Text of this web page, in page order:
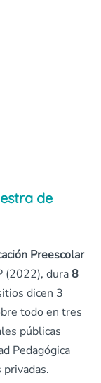
de
Preescolar
(2022), dura8
dicen 3
todo en tres
públicas
Pedagógica